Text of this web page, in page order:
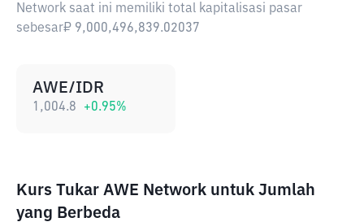
Network saat ini memiliki total kapitalisasi pasar
sebesar₽ 9,000,496,839.02037
AWE/IDR
1,004.8 +0.95%
Kurs Tukar AWE Network untuk Jumlah
yang Berbeda